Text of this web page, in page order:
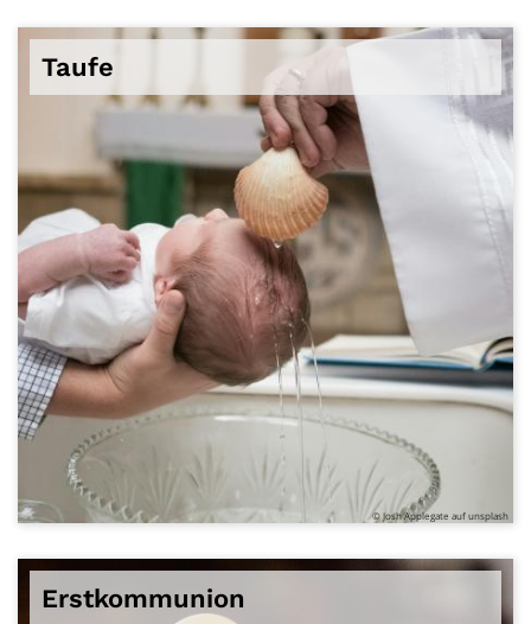
Taufe
© Josh Applegate auf unsplash
Erstkommunion